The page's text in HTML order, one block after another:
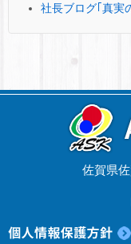
社長ブログ｢真実
佐賀県